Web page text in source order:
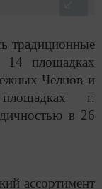
традиционные
14 площадках
Челнов и
г.
в 26
ассортимент